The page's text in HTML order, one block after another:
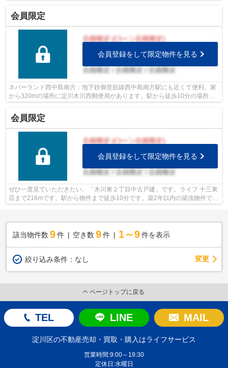
会員限定
会員登録をして限定物件を見る
ネバーランド西中島南方：地下鉄御堂筋線西中島南方駅にも近くて便利。家
から320mの場所に淀川木川西郵便局があります。駅から徒歩10分の場所に
会員限定
会員登録をして限定物件を見る
ぜひ一度見ていただきたい、「木川東２丁目中古戸建」です。ライフ 十三東
店まで216mです。駅から物件まで徒歩10分です。築2年以内の築浅物件で
該当物件数 9件 空き数 9 件 1～9 件を表示
絞り込み条件： なし 変更
ページトップに戻る
TEL LINE MAIL
淀川区の不動産売却・買取・購入はライフサービス
営業時間:9:00～19:30
定休日:水曜日